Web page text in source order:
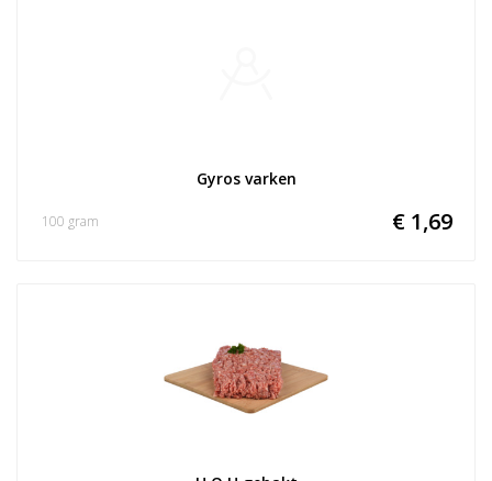
Gyros varken
€ 1,69
100 gram